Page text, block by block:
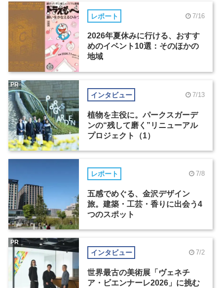
レポート 7/16
2026年夏休みに行ける、おすす
めのイベント10選：そのほかの
地域
インタビュー 7/13
植物を主役に。パークスガーデ
ンの“残して磨く”リニューアル
プロジェクト（1）
PR
レポート 7/8
五感でめぐる、金沢デザイン
旅。建築・工芸・香りに出会う4
つのスポット
インタビュー 7/2
世界最古の美術展「ヴェネチ
ア・ビエンナーレ2026」に挑む
PR